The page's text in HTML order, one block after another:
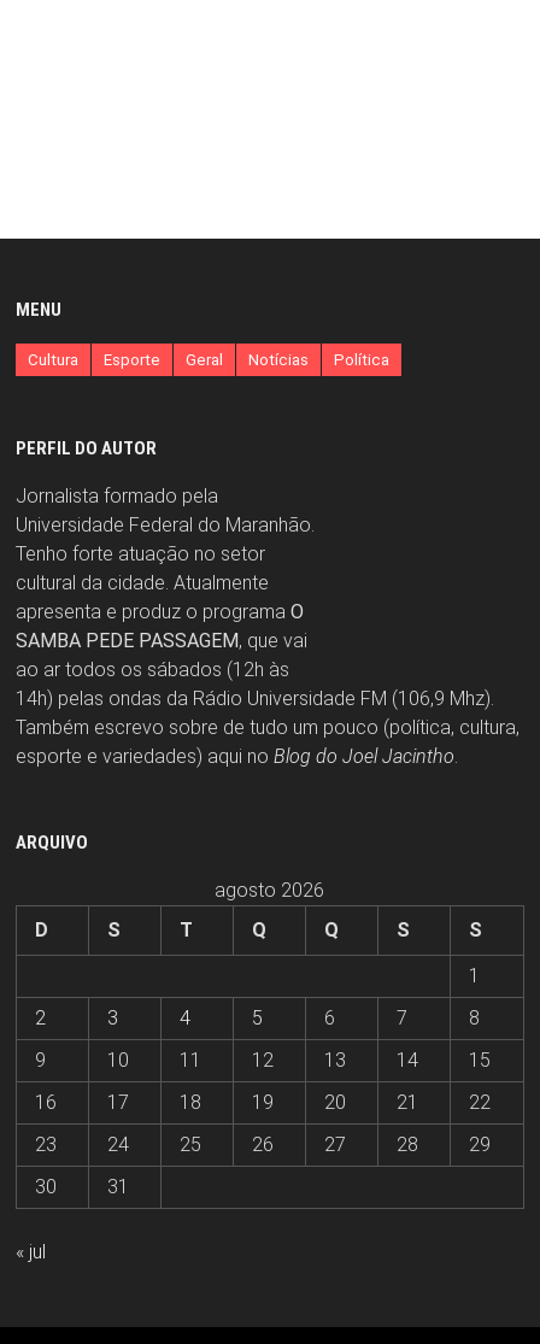
MENU
Cultura Esporte Geral Notícias Política
PERFIL DO AUTOR
Jornalista formado pela
Universidade Federal do Maranhão.
Tenho forte atuação no setor
cultural da cidade. Atualmente
apresenta e produz o programa O
SAMBA PEDE PASSAGEM, que vai
ao ar todos os sábados (12h às
14h) pelas ondas da Rádio Universidade FM (106,9 Mhz).
Também escrevo sobre de tudo um pouco (política, cultura,
esporte e variedades) aqui no Blog do Joel Jacintho
ARQUIVO
agosto 2026
D
S T Q Q S
S
1
2
3 4 5 6 7
8
9
10 11 12 13 14
15
16
17 18 19 20 21
22
23
24 25 26 27 28
29
30
31
« jul